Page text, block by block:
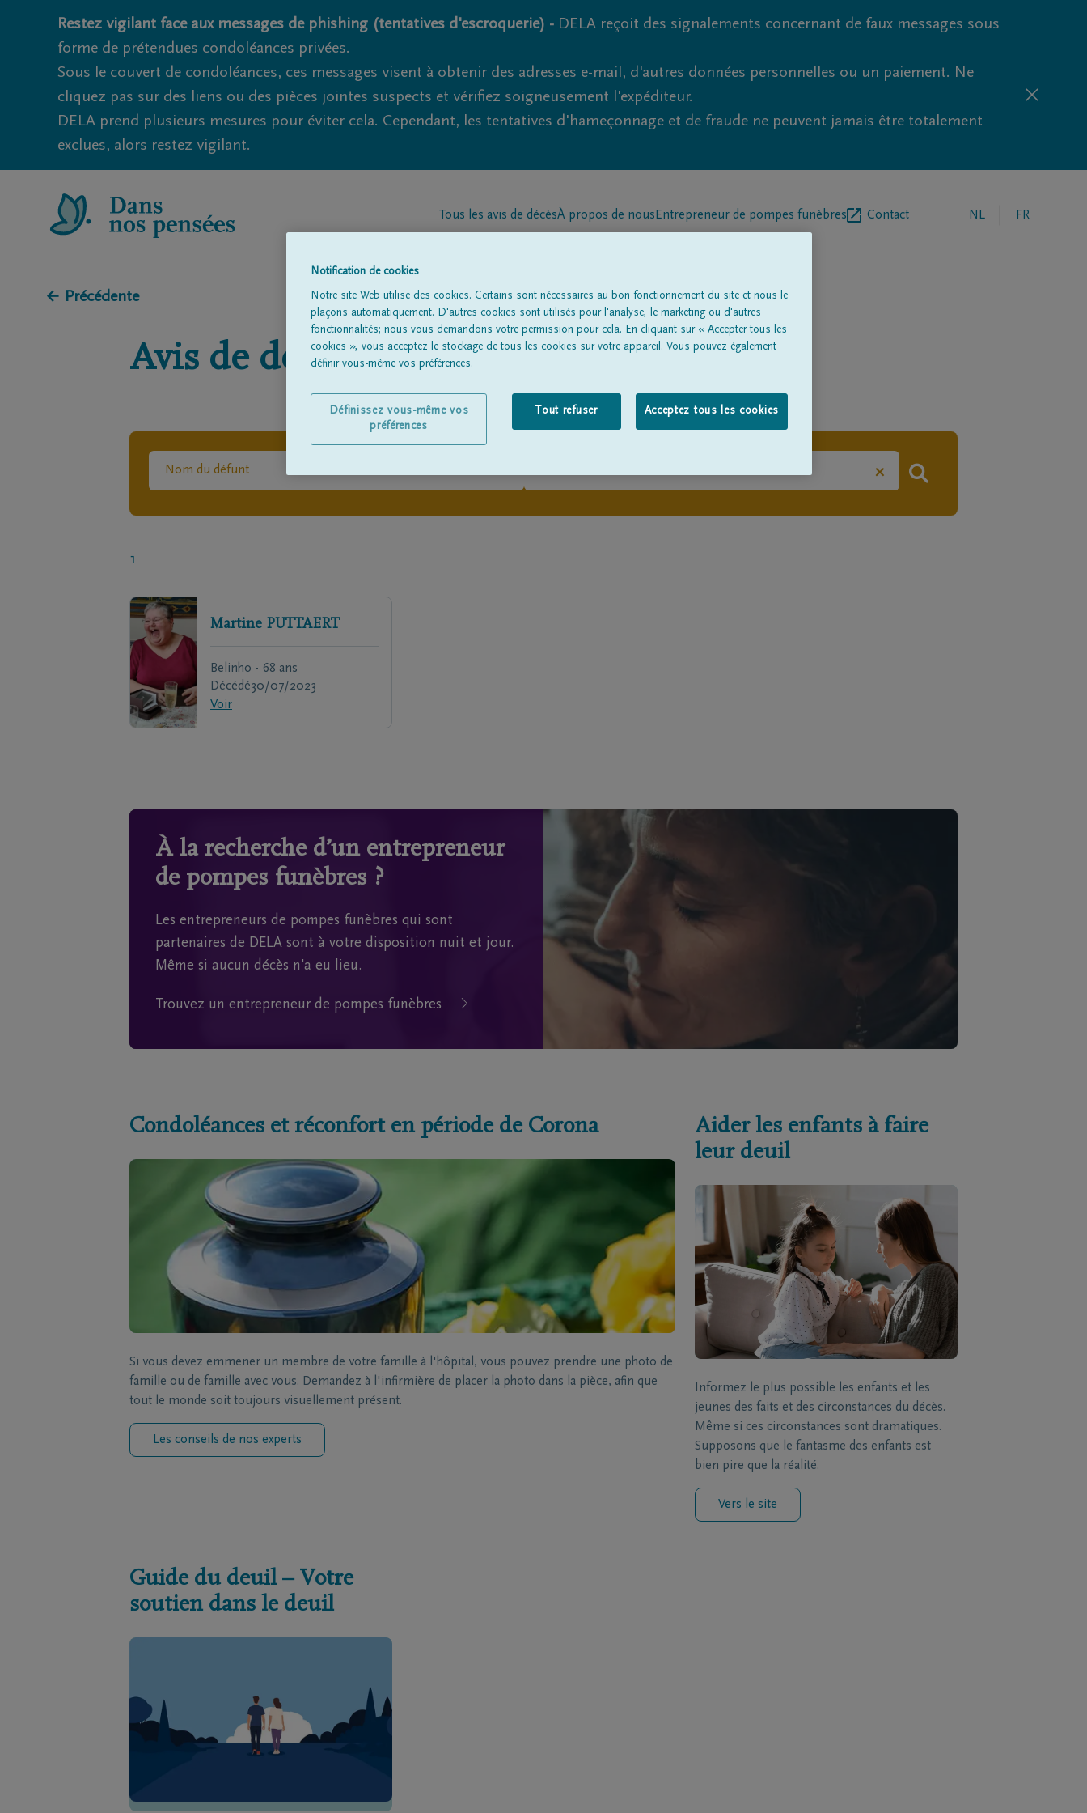
Restez vigilant face aux messages de phishing (tentatives d'escroquerie) - DELA reçoit des signalements concernant de faux messages sous
forme de prétendues condoléances privées.
Sous le couvert de condoléances, ces messages visent à obtenir des adresses e-mail, d'autres données personnelles ou un paiement. Ne
cliquez pas sur des liens ou des pièces jointes suspects et vérifiez soigneusement l'expéditeur.
DELA prend plusieurs mesures pour éviter cela. Cependant, les tentatives d'hameçonnage et de fraude ne peuvent jamais être totalement
exclues, alors restez vigilant.
Tous les avis de décèsÀ propos de nous Entrepreneur de pompes funèbres Contact NL FR
← Précédente
Avis de décès à 'Belinho'
×
1
Martine PUTTAERT
Belinho - 68 ans
Décédé30/07/2023
Voir
À la recherche d’un entrepreneur
de pompes funèbres ?
Les entrepreneurs de pompes funèbres qui sont
partenaires de DELA sont à votre disposition nuit et jour.
Même si aucun décès n'a eu lieu.
Trouvez un entrepreneur de pompes funèbres
Condoléances et réconfort en période de Corona
Si vous devez emmener un membre de votre famille à l'hôpital, vous pouvez prendre une photo de
famille ou de famille avec vous. Demandez à l'infirmière de placer la photo dans la pièce, afin que
tout le monde soit toujours visuellement présent.
Les conseils de nos experts
Aider les enfants à faire
leur deuil
Informez le plus possible les enfants et les
jeunes des faits et des circonstances du décès.
Même si ces circonstances sont dramatiques.
Supposons que le fantasme des enfants est
bien pire que la réalité.
Vers le site
Guide du deuil – Votre
soutien dans le deuil
Notification de cookies
Notre site Web utilise des cookies. Certains sont nécessaires au bon fonctionnement du site et nous le
plaçons automatiquement. D'autres cookies sont utilisés pour l'analyse, le marketing ou d'autres
fonctionnalités; nous vous demandons votre permission pour cela. En cliquant sur « Accepter tous les
cookies », vous acceptez le stockage de tous les cookies sur votre appareil. Vous pouvez également
définir vous-même vos préférences.
Tout refuser Acceptez tous les cookies
Définissez vous-même vos
préférences